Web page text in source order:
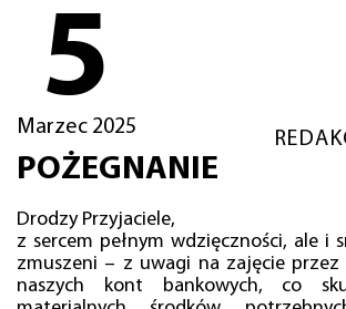
5
Marzec 2025
POŻEGNANIE
Drodzy Przyjaciele,
z sercem pełnym wdzięczności, ale i
zmuszeni – z uwagi na zajęcie przez
naszych kont bankowych, co